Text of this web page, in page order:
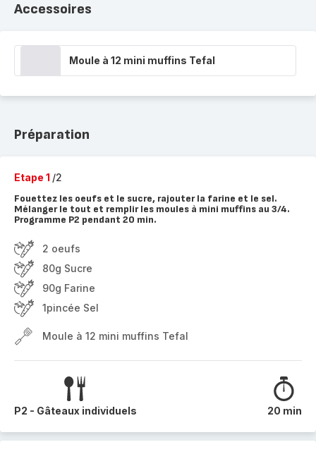
Accessoires
Moule à 12 mini muffins Tefal
Préparation
Etape 1 /2
Fouettez les oeufs et le sucre, rajouter la farine et le sel.
Mélanger le tout et remplir les moules à mini muffins au 3/4.
Programme P2 pendant 20 min.
2 oeufs
80g Sucre
90g Farine
1pincée Sel
Moule à 12 mini muffins Tefal
P2 - Gâteaux individuels 20 min